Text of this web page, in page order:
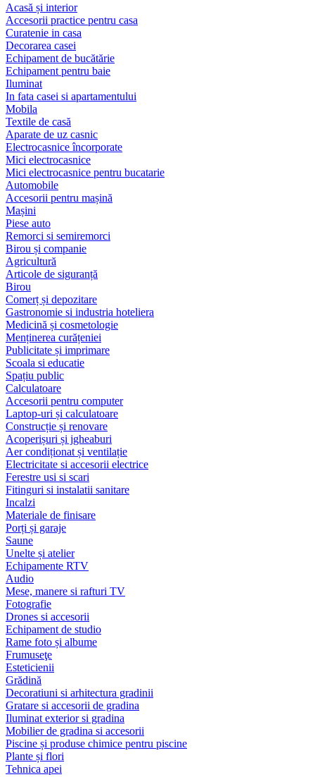
Acasă și interior
Accesorii practice pentru casa
Curatenie in casa
Decorarea casei
Echipament de bucătărie
Echipament pentru baie
Iluminat
In fata casei si apartamentului
Mobila
Textile de casă
Aparate de uz casnic
Electrocasnice încorporate
Mici electrocasnice
Mici electrocasnice pentru bucatarie
Automobile
Accesorii pentru mașină
Mașini
Piese auto
Remorci si semiremorci
Birou și companie
Agricultură
Articole de siguranță
Birou
Comerț și depozitare
Gastronomie si industria hoteliera
Medicină și cosmetologie
Menținerea curățeniei
Publicitate și imprimare
Scoala si educatie
Spațiu public
Calculatoare
Accesorii pentru computer
Laptop-uri și calculatoare
Construcție și renovare
Acoperișuri și jgheaburi
Aer condiționat și ventilație
Electricitate si accesorii electrice
Ferestre usi si scari
Fitinguri si instalatii sanitare
Incalzi
Materiale de finisare
Porți și garaje
Saune
Unelte și atelier
Echipamente RTV
Audio
Mese, manere si rafturi TV
Fotografie
Drones si accesorii
Echipament de studio
Rame foto și albume
Frumuseţe
Esteticienii
Grădină
Decoratiuni si arhitectura gradinii
Gratare si accesorii de gradina
Iluminat exterior si gradina
Mobilier de gradina si accesorii
Piscine și produse chimice pentru piscine
Plante și flori
Tehnica apei